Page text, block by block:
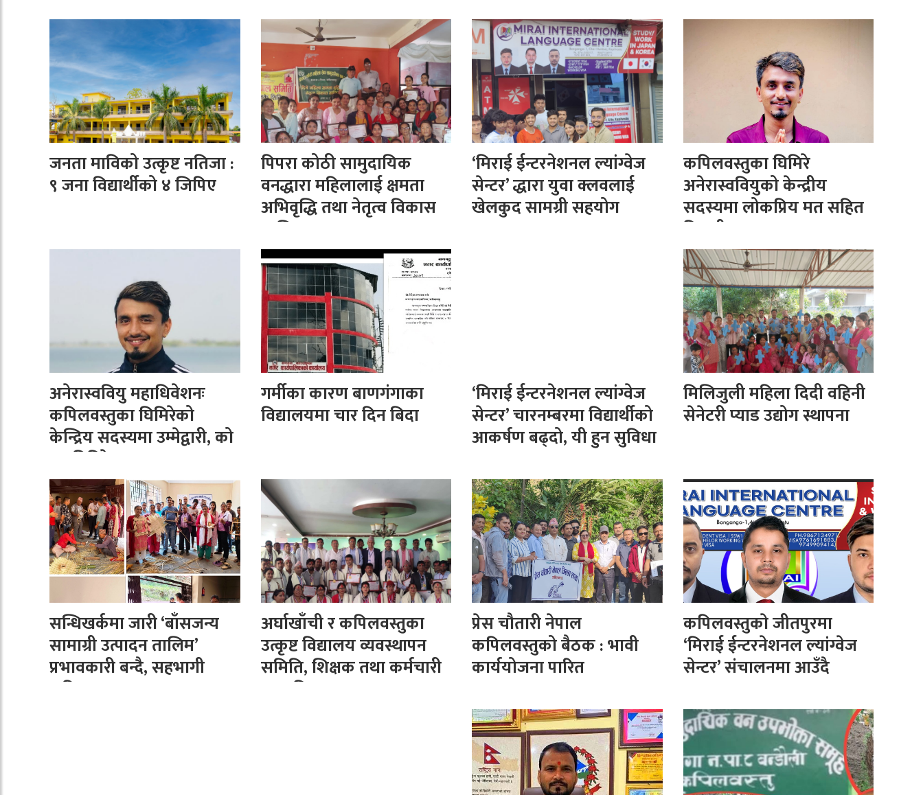
जनता माविको उत्कृष्ट नतिजा :
९ जना विद्यार्थीको ४ जिपिए
पिपरा कोठी सामुदायिक
वनद्धारा महिलालाई क्षमता
अभिवृद्धि तथा नेतृत्व विकास
तालिम प्रदान
‘मिराई ईन्टरनेशनल ल्यांग्वेज
सेन्टर’ द्धारा युवा क्लवलाई
खेलकुद सामग्री सहयोग
कपिलवस्तुका घिमिरे
अनेरास्ववियुको केन्द्रीय
सदस्यमा लोकप्रिय मत सहित
विजयी
अनेरास्ववियु महाधिवेशनः
कपिलवस्तुका घिमिरेको
केन्द्रिय सदस्यमा उम्मेद्वारी, को
हुन् घिमिरे ?
गर्मीका कारण बाणगंगाका
विद्यालयमा चार दिन बिदा
‘मिराई ईन्टरनेशनल ल्यांग्वेज
सेन्टर’ चारनम्बरमा विद्यार्थीको
आकर्षण बढ्दो, यी हुन सुविधा
मिलिजुली महिला दिदी वहिनी
सेनेटरी प्याड उद्योग स्थापना
सन्धिखर्कमा जारी ‘बाँसजन्य
सामाग्री उत्पादन तालिम’
प्रभावकारी बन्दै, सहभागी
सक्रिय
अर्घाखाँची र कपिलवस्तुका
उत्कृष्ट विद्यालय व्यवस्थापन
समिति, शिक्षक तथा कर्मचारी
सम्मानित
प्रेस चौतारी नेपाल
कपिलवस्तुको बैठक : भावी
कार्ययोजना पारित
कपिलवस्तुकाे जीतपुरमा
‘मिराई ईन्टरनेशनल ल्यांग्वेज
सेन्टर’ संचालनमा आउँदै